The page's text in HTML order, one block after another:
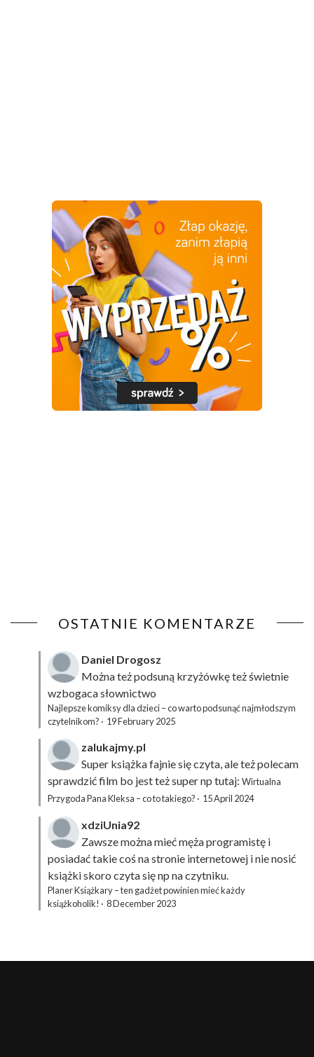
OSTATNIE KOMENTARZE
Daniel Drogosz
Można też podsuną krzyżówkęteż świetnie
wzbogaca słownictwo
Najlepsze komiksy dla dzieci – co warto podsunąć najmłodszym
czytelnikom? · 19 February 2025
zalukajmy.pl
Super książka fajnie się czyta, ale też polecam
sprawdzić film bo jest też super np tutaj: Wirtualna
Przygoda Pana Kleksa – co to takiego? · 15 April 2024
xdziUnia92
Zawsze można mieć męża programistę i
posiadać takie coś na stronie internetowej i nie nosić
książki skoro czyta się np na czytniku.
Planer Książkary – ten gadżet powinien mieć każdy
książkoholik! · 8 December 2023